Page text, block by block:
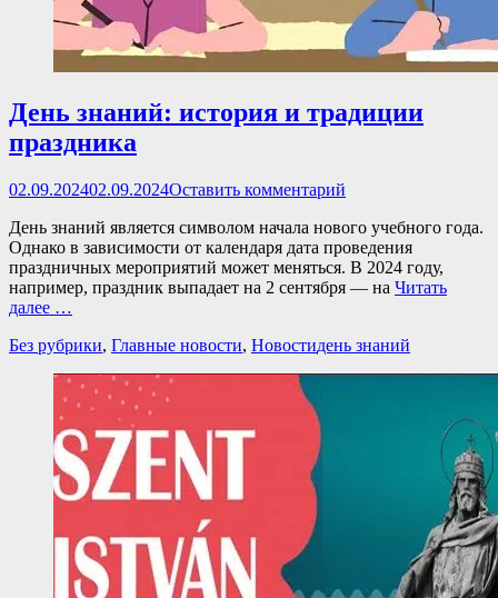
День знаний: история и традиции
праздника
Опубликовано
02.09.202402.09.2024Оставить комментарий
День знаний является символом начала нового учебного года.
Однако в зависимости от календаря дата проведения
праздничных мероприятий может меняться. В 2024 году,
например, праздник выпадает на 2 сентября — на Читать
далее …
Категории
Без рубрики, Главные новости, НовостиТеги
день знаний